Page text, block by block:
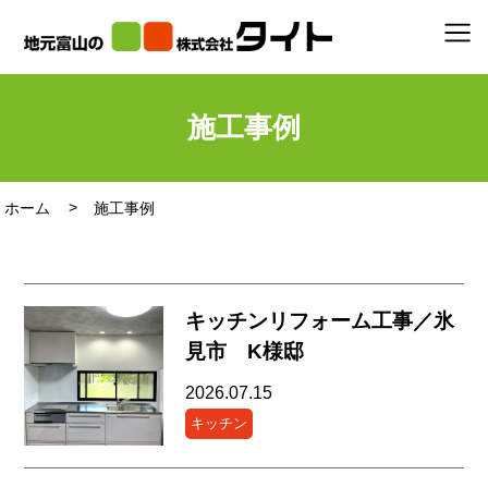
施工事例
ホーム 施工事例
キッチンリフォーム工事／氷
見市 K様邸
2026.07.15
キッチン